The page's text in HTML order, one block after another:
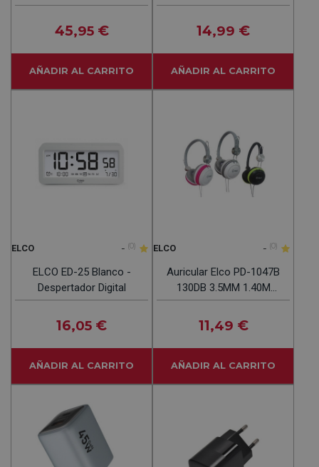
45,95 €
AÑADIR AL CARRITO
14,99 €
AÑADIR AL CARRITO
ELCO - (0)
ELCO ED-25 Blanco -
Despertador Digital
16,05 €
AÑADIR AL CARRITO
ELCO - (0)
Auricular Elco PD-1047B
130DB 3.5MM 1.40M
32OHM 40MM
11,49 €
AÑADIR AL CARRITO